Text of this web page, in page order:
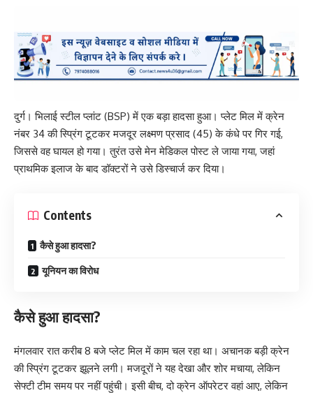
दुर्ग। भिलाई स्टील प्लांट (BSP) में एक बड़ा हादसा हुआ। प्लेट मिल में क्रेन
नंबर 34 की स्प्रिंग टूटकर मजदूर लक्ष्मण प्रसाद (45) के कंधे पर गिर गई,
जिससे वह घायल हो गया। तुरंत उसे मेन मेडिकल पोस्ट ले जाया गया, जहां
प्राथमिक इलाज के बाद डॉक्टरों ने उसे डिस्चार्ज कर दिया।
Contents
कैसे हुआ हादसा?
यूनियन का विरोध
कैसे हुआ हादसा?
मंगलवार रात करीब 8 बजे प्लेट मिल में काम चल रहा था। अचानक बड़ी क्रेन
की स्प्रिंग टूटकर झूलने लगी। मजदूरों ने यह देखा और शोर मचाया, लेकिन
सेफ्टी टीम समय पर नहीं पहुंची। इसी बीच, दो क्रेन ऑपरेटर वहां आए, लेकिन